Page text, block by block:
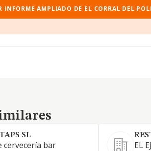
INFORME AMPLIADO DE EL CORRAL DEL
SL
cervecería bar
EL